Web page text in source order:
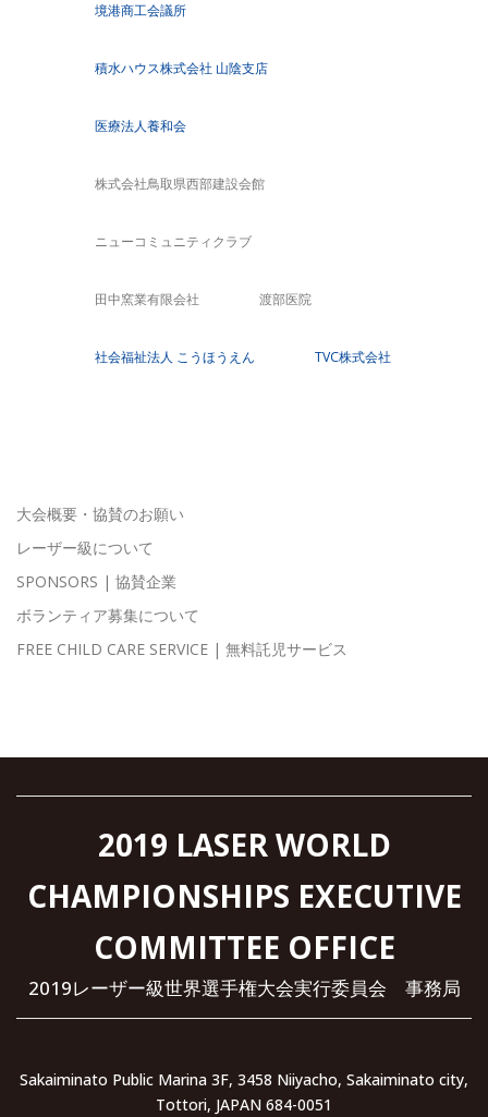
境港商工会議所
積水ハウス株式会社 山陰支店
医療法人養和会
株式会社鳥取県西部建設会館
ニューコミュニティクラブ
田中窯業有限会社 渡部医院
社会福祉法人 こうほうえん TVC株式会社
大会概要・協賛のお願い
レーザー級について
SPONSORS | 協賛企業
ボランティア募集について
FREE CHILD CARE SERVICE | 無料託児サービス
2019 LASER WORLD
CHAMPIONSHIPS EXECUTIVE
COMMITTEE OFFICE
2019レーザー級世界選手権大会実行委員会 事務局
Sakaiminato Public Marina 3F, 3458 Niiyacho, Sakaiminato city,
Tottori, JAPAN 684-0051